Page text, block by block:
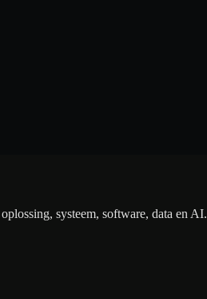
systeem, software, data en AI.